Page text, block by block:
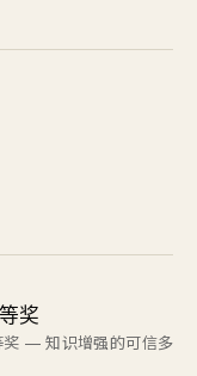
奖
奖 — 知识增强的可信多